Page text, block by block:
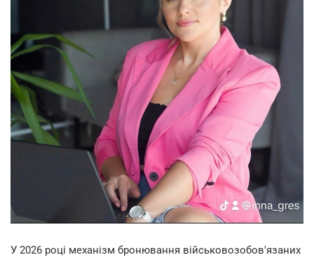
У 2026 році механізм бронювання військовозобов'язаних